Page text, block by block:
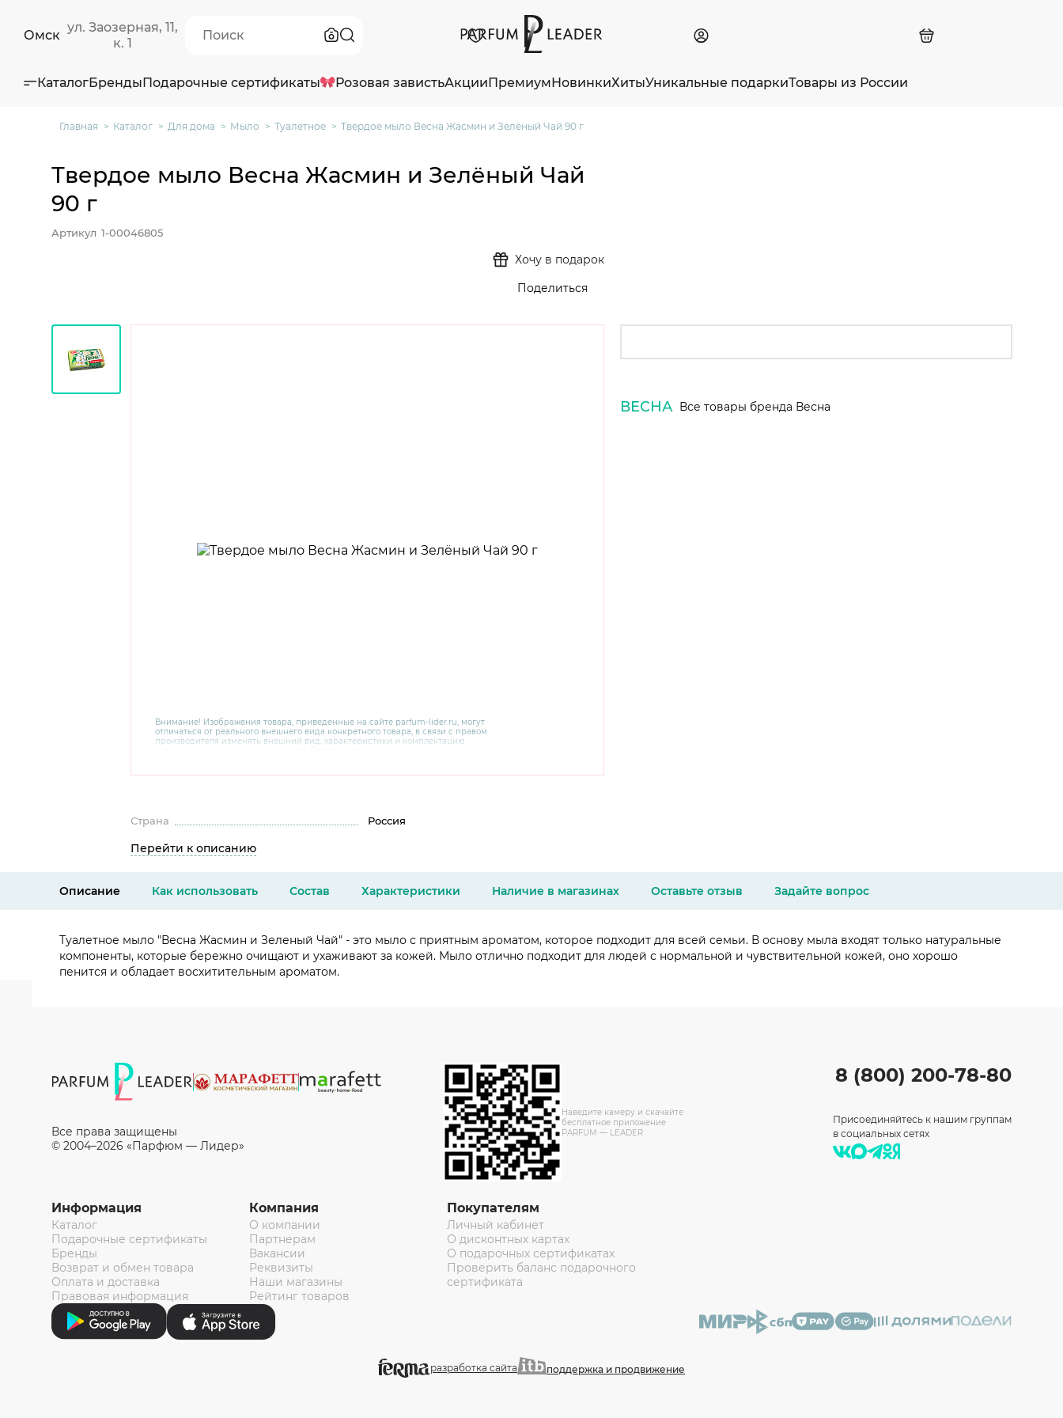
Омск
ул. Заозерная, 11,
к. 1
КаталогБрендыПодарочные сертификаты Розовая завистьАкцииПремиумНовинкиХитыУникальные подаркиТовары из России
Главная Каталог Для дома Мыло Туалетное Твердое мыло Весна Жасмин и Зелёный Чай 90 г
Внимание! Изображения товара, приведенные на сайте parfum-lider.ru, могут
отличаться от реального внешнего вида конкретного товара, в связи с правом
производителя изменять внешний вид, характеристики и комплектацию
консультантов по номеру 8 800 200 78 80.
Твердое мыло Весна Жасмин и Зелёный Чай
90 г
Артикул 1-00046805
Хочу в подарок
Поделиться
Страна Россия
Перейти к описанию
ВЕСНА Все товары бренда Весна
Описание Как использовать Состав Характеристики Наличие в магазинах Оставьте отзыв Задайте вопрос
Туалетное мыло "Весна Жасмин и Зеленый Чай" - это мыло с приятным ароматом, которое подходит для всей семьи. В основу мыла входят только натуральные
компоненты, которые бережно очищают и ухаживают за кожей. Мыло отлично подходит для людей с нормальной и чувствительной кожей, оно хорошо
пенится и обладает восхитительным ароматом.
Все права защищены
© 2004–2026 «Парфюм — Лидер»
Наведите камеру и скачайте
бесплатное приложение
PARFUM — LEADER
Информация
Каталог
Подарочные сертификаты
Бренды
Возврат и обмен товара
Оплата и доставка
Правовая информация
Компания
О компании
Партнерам
Вакансии
Реквизиты
Наши магазины
Рейтинг товаров
Покупателям
Личный кабинет
О дисконтных картах
О подарочных сертификатах
Проверить баланс подарочного
сертификата
8 (800) 200-78-80
Присоединяйтесь к нашим группам
в социальных сетях
разработка сайта поддержка и продвижение